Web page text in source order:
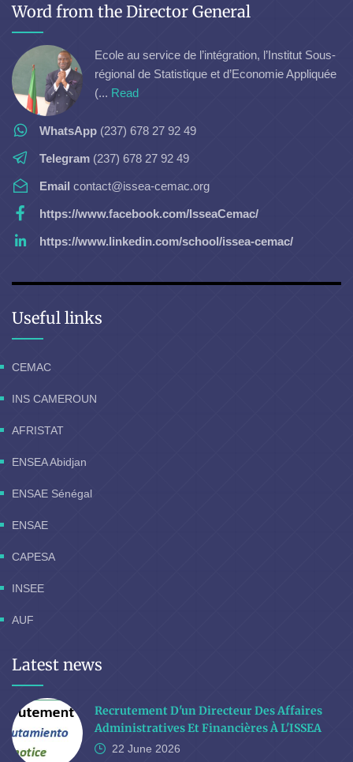
Word from the Director General
Ecole au service de l’intégration, l’Institut Sous-
régional de Statistique et d’Economie Appliquée
(... Read
WhatsApp (237) 678 27 92 49
Telegram (237) 678 27 92 49
Email contact@issea-cemac.org
https://www.facebook.com/IsseaCemac/
https://www.linkedin.com/school/issea-cemac/
Useful links
CEMAC
INS CAMEROUN
AFRISTAT
ENSEA Abidjan
ENSAE Sénégal
ENSAE
CAPESA
INSEE
AUF
Latest news
Recrutement D'un Directeur Des Affaires
Administratives Et Financières À L'ISSEA
22 June 2026